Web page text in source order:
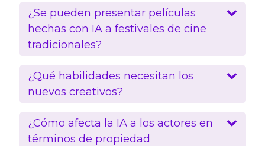
¿Se pueden presentar películas
hechas con IA a festivales de cine
tradicionales?
¿Qué habilidades necesitan los
nuevos creativos?
¿Cómo afecta la IA a los actores en
términos de propiedad